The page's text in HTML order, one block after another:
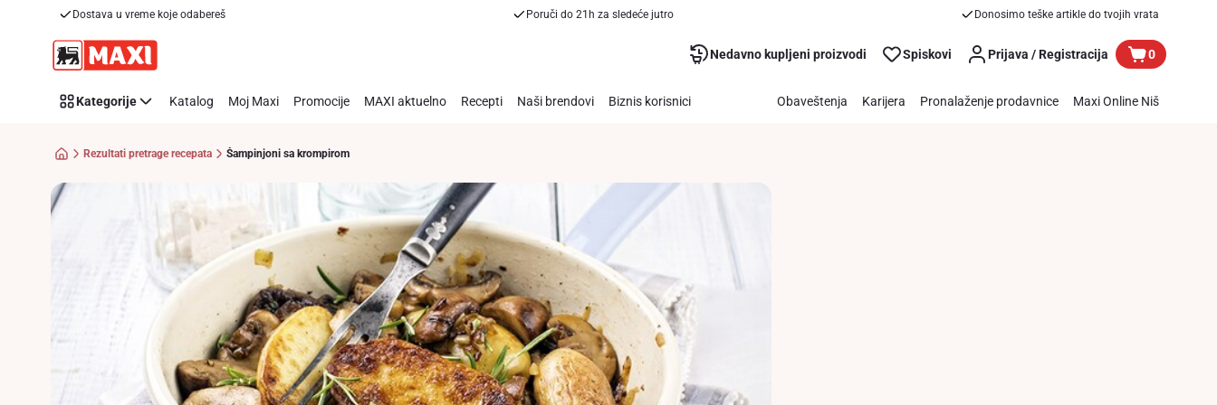
Dostava u vreme koje odabereš Poruči do 21h za sledeće jutro Donosimo teške artikle do tvojih vrata
Nedavno kupljeni proizvodi Spiskovi Prijava / Registracija 0
Kategorije Katalog Moj Maxi Promocije MAXI aktuelno Recepti Naši brendovi Biznis korisnici Obaveštenja Karijera Pronalaženje prodavnice Maxi Online Niš
Rezultati pretrage recepata Šampinjoni sa krompirom